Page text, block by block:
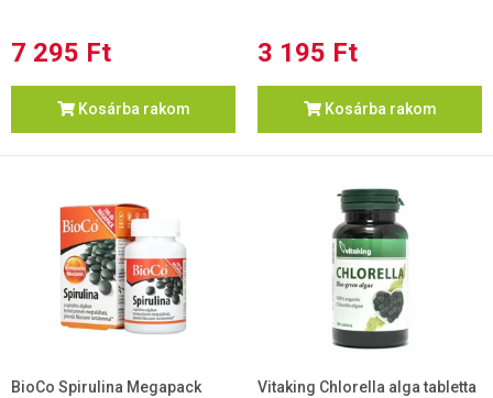
7 295 Ft
Kosárba rakom
3 195 Ft
Kosárba rakom
BioCo Spirulina Megapack
Vitaking Chlorella alga tabletta